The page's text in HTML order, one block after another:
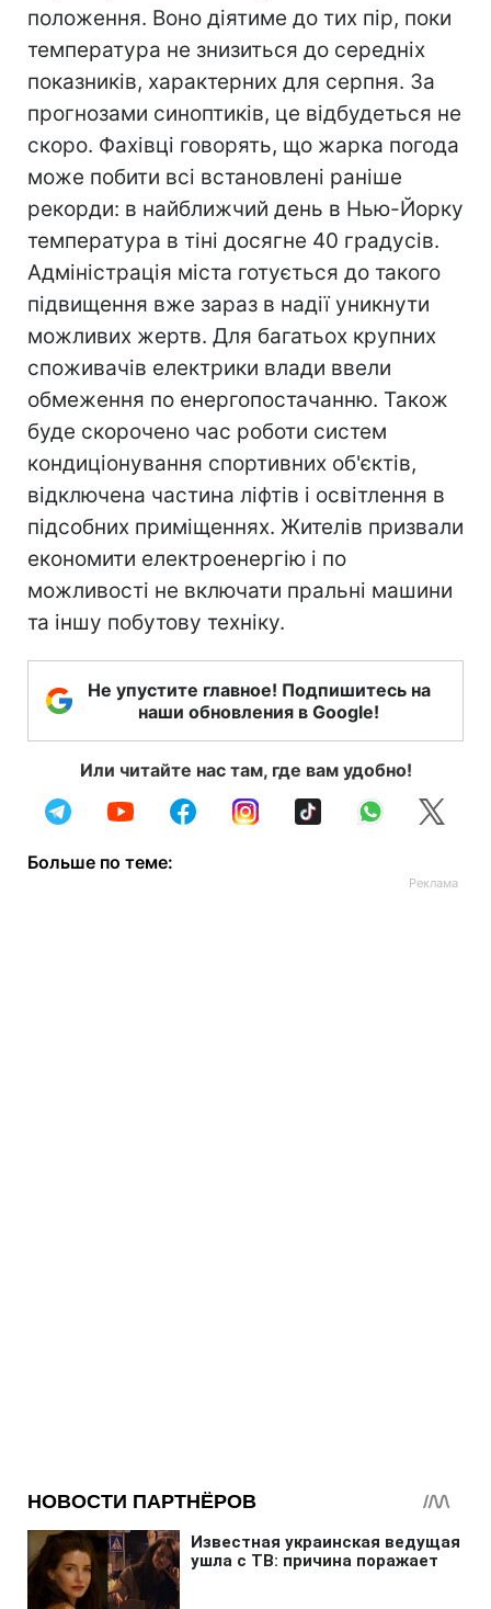
положення. Воно діятиме до тих пір, поки
температура не знизиться до середніх
показників, характерних для серпня. За
прогнозами синоптиків, це відбудеться не
скоро. Фахівці говорять, що жарка погода
може побити всі встановлені раніше
рекорди: в найближчий день в Нью-Йорку
температура в тіні досягне 40 градусів.
Адміністрація міста готується до такого
підвищення вже зараз в надії уникнути
можливих жертв. Для багатьох крупних
споживачів електрики влади ввели
обмеження по енергопостачанню. Також
буде скорочено час роботи систем
кондиціонування спортивних об'єктів,
відключена частина ліфтів і освітлення в
підсобних приміщеннях. Жителів призвали
економити електроенергію і по
можливості не включати пральні машини
та іншу побутову техніку.
Не упустите главное! Подпишитесь на
наши обновления в Google!
Или читайте нас там, где вам удобно!
Больше по теме: